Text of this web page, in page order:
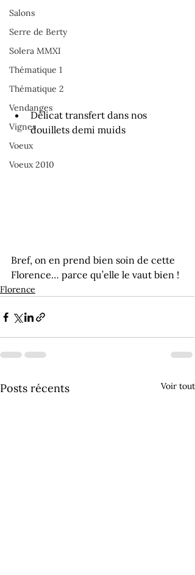
Salons
Serre de Berty
Solera MMXI
Thématique 1
Thématique 2
Vendanges
Vignes
Voeux
Voeux 2010
Délicat transfert dans nos
douillets demi muids
Bref, on en prend bien soin de cette
Florence… parce qu’elle le vaut bien !
Florence
Posts récents Voir tout